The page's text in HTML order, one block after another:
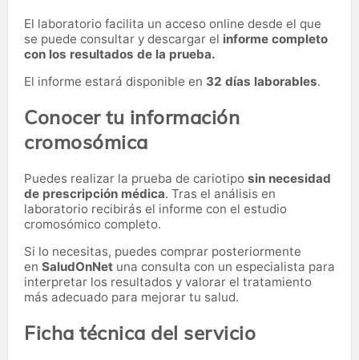
El laboratorio facilita un acceso online desde el que
se puede consultar y descargar el informe completo
con los resultados de la prueba.
El informe estará disponible en 32 días laborables.
Conocer tu información
cromosómica
Puedes realizar la prueba de cariotipo sin necesidad
de prescripción médica. Tras el análisis en
laboratorio recibirás el informe con el estudio
cromosómico completo.
Si lo necesitas, puedes comprar posteriormente
en SaludOnNet una consulta con un especialista para
interpretar los resultados y valorar el tratamiento
más adecuado para mejorar tu salud.
Ficha técnica del servicio